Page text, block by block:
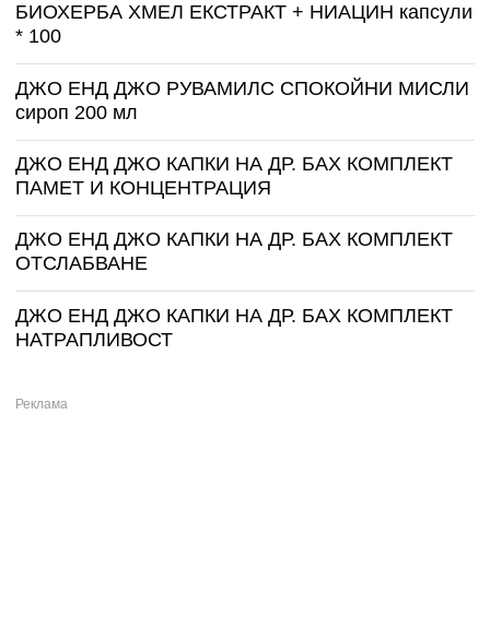
БИОХЕРБА ХМЕЛ ЕКСТРАКТ + НИАЦИН капсули
* 100
ДЖО ЕНД ДЖО РУВАМИЛС СПОКОЙНИ МИСЛИ
сироп 200 мл
ДЖО ЕНД ДЖО КАПКИ НА ДР. БАХ КОМПЛЕКТ
ПАМЕТ И КОНЦЕНТРАЦИЯ
ДЖО ЕНД ДЖО КАПКИ НА ДР. БАХ КОМПЛЕКТ
ОТСЛАБВАНЕ
ДЖО ЕНД ДЖО КАПКИ НА ДР. БАХ КОМПЛЕКТ
НАТРАПЛИВОСТ